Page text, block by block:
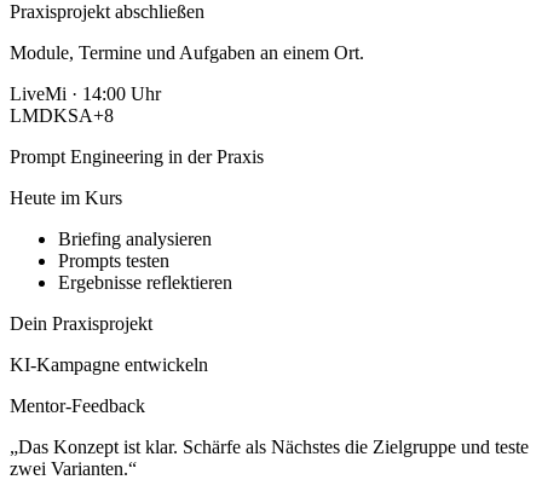
Praxisprojekt abschließen
Module, Termine und Aufgaben an einem Ort.
LiveMi · 14:00 Uhr
LMDKSA+8
Prompt Engineering in der Praxis
Heute im Kurs
Briefing analysieren
Prompts testen
Ergebnisse reflektieren
Dein Praxisprojekt
KI-Kampagne entwickeln
Mentor-Feedback
„Das Konzept ist klar. Schärfe als Nächstes die Zielgruppe und teste
zwei Varianten.“